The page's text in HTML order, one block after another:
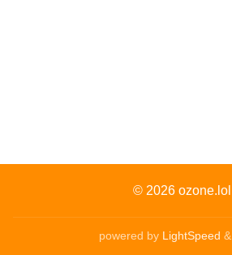
© 2026 ozone.lol
powered by LightSpeed &